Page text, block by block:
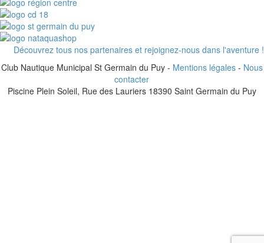
Découvrez tous nos partenaires et rejoignez-nous dans l'aventure !
Club Nautique Municipal St Germain du Puy - Mentions légales - Nous
contacter
Piscine Plein Soleil, Rue des Lauriers 18390 Saint Germain du Puy